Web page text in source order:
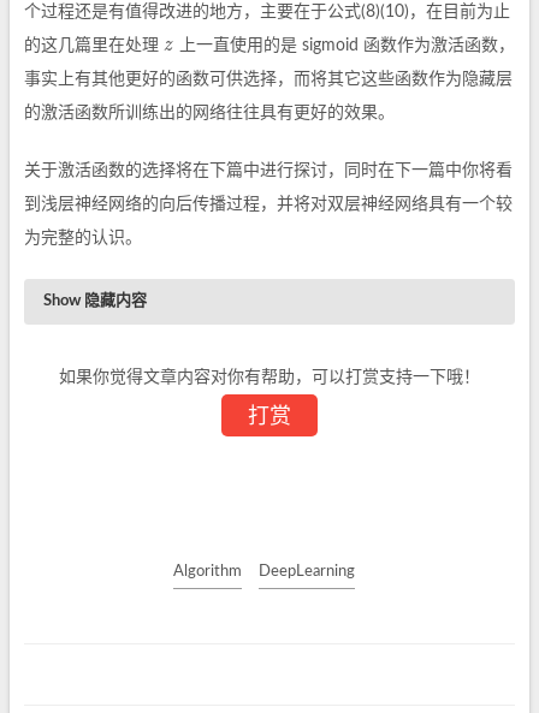
个过程还是有值得改进的地方，主要在于公式(8)(10)，在目前为止
的这几篇里在处理 z
z
上一直使用的是 sigmoid 函数作为激活函数，
事实上有其他更好的函数可供选择，而将其它这些函数作为隐藏层
的激活函数所训练出的网络往往具有更好的效果。
关于激活函数的选择将在下篇中进行探讨，同时在下一篇中你将看
到浅层神经网络的向后传播过程，并将对双层神经网络具有一个较
为完整的认识。
隐藏内容
如果你觉得文章内容对你有帮助，可以打赏支持一下哦！
打赏
Algorithm DeepLearning